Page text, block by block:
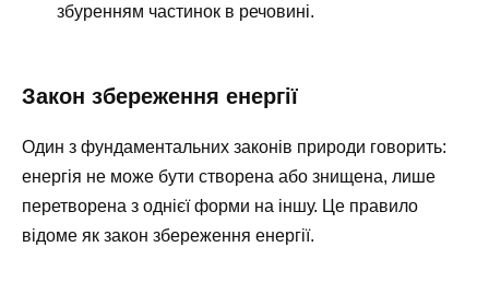
збуренням частинок в речовині.
Закон збереження енергії
Один з фундаментальних законів природи говорить:
енергія не може бути створена або знищена, лише
перетворена з однієї форми на іншу. Це правило
відоме як закон збереження енергії.